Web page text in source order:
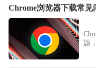
Chrome浏览器下载常见
题